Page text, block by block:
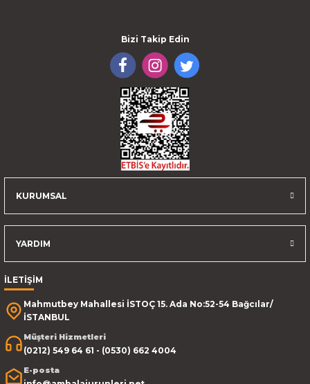
Bizi Takip Edin
KURUMSAL
YARDIM
İLETİŞİM
Mahmutbey Mahallesi İSTOÇ 15. Ada No:52-54 Bağcılar/
İSTANBUL
Müşteri Hizmetleri
(0212) 549 64 61 - (0530) 662 4004
E-posta